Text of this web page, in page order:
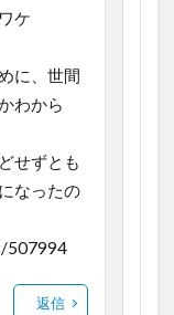
ケ
に、世間
わから
せずとも
なったの
507994
返信